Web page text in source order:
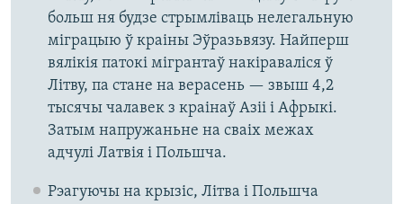
больш ня будзе стрымліваць нелегальную
міграцыю ў краіны Эўразьвязу. Найперш
вялікія патокі мігрантаў накіраваліся ў
Літву, па стане на верасень — звыш 4,2
тысячы чалавек з краінаў Азіі і Афрыкі.
Затым напружаньне на сваіх межах
адчулі Латвія і Польшча.
Рэагуючы на крызіс, Літва і Польшча